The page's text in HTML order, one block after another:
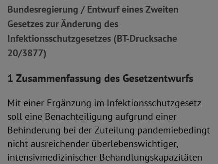
Bundesregierung / Entwurf eines Zweiten
Gesetzes zur Änderung des
Infektionsschutzgesetzes (BT-Drucksache
20/3877)
1 Zusammenfassung des Gesetzentwurfs
Mit einer Ergänzung im Infektionsschutzgesetz
soll eine Benachteiligung aufgrund einer
Behinderung bei der Zuteilung pandemiebedingt
nicht ausreichender überlebenswichtiger,
intensivmedizinischer Behandlungskapazitäten